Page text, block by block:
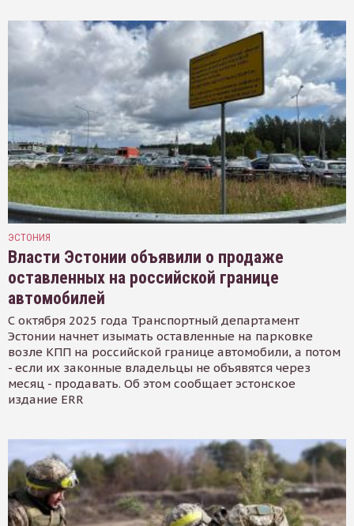
ЭСТОНИЯ
Власти Эстонии объявили о продаже
оставленных на российской границе
автомобилей
С октября 2025 года Транспортный департамент
Эстонии начнет изымать оставленные на парковке
возле КПП на российской границе автомобили, а потом
- если их законные владельцы не объявятся через
месяц - продавать. Об этом сообщает эстонское
издание ERR